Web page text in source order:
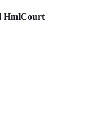
HmlCourt